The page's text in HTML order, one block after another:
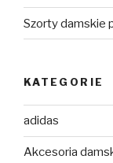
Szorty damskie
KATEGORIE
adidas
Akcesoria